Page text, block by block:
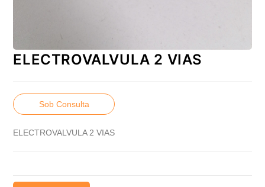
ELECTROVALVULA 2 VIAS
Sob Consulta
ELECTROVALVULA 2 VIAS